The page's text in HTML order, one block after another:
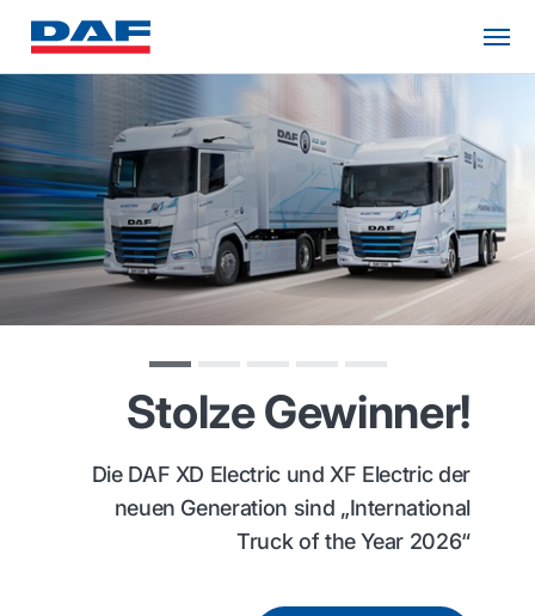
Stolze Gewinner!
Die DAF XD Electric und XF Electric der
neuen Generation sind „International
Truck of the Year 2026“